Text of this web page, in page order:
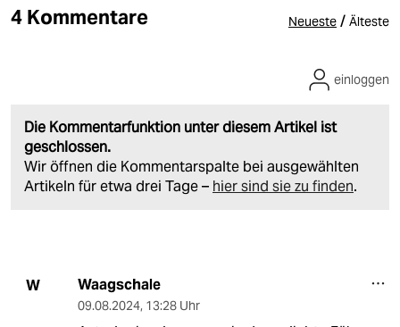
4 Kommentare Neueste / Älteste
Die Kommentarfunktion unter diesem Artikel ist
geschlossen.
Wir öffnen die Kommentarspalte bei ausgewählten
Artikeln für etwa drei Tage – hier sind sie zu finden.
einloggen
W Waagschale
09.08.2024, 13:28 Uhr